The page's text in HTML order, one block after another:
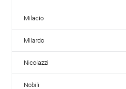
Milacio
Milardo
Nicolazzi
Nobili